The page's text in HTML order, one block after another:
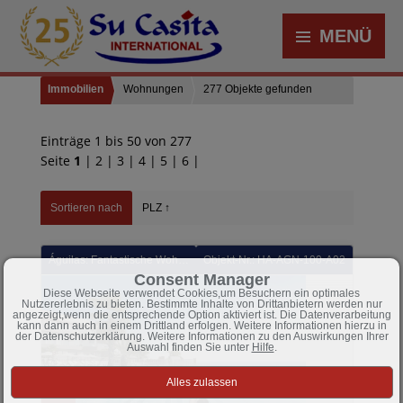
MENÜ
Immobilien Wohnungen 277 Objekte gefunden
Einträge 1 bis 50 von 277
Seite 1 | 2| 3 | 4| 5 | 6|
Sortieren nach PLZ ↑
Águilas: Fantastische Wohnungen mit 2 Schlafzimmern, 1 - 3 Badezimmern, Klimaanlage, Tiefgaragenstellplatz, Gemeinschaftspool und Meerblick Objekt-Nr.: HA-AGN-100-A02
Consent Manager
Diese Webseite verwendet Cookies,um Besuchern ein optimales
Nutzererlebnis zu bieten. Bestimmte Inhalte von Drittanbietern werden nur
angezeigt,wenn die entsprechende Option aktiviert ist. Die Datenverarbeitung
kann dann auch in einem Drittland erfolgen. Weitere Informationen hierzu in
der Datenschutzerklärung. Weitere Informationen zu den Auswirkungen Ihrer
Auswahl finden Sie unter Hilfe